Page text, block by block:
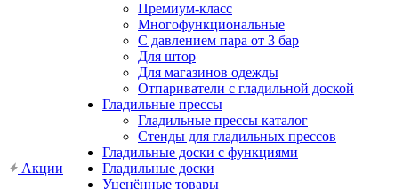
Акции
Премиум-класс
Многофункциональные
С давлением пара от 3 бар
Для штор
Для магазинов одежды
Отпариватели с гладильной доской
Гладильные прессы
Гладильные прессы каталог
Стенды для гладильных прессов
Гладильные доски с функциями
Гладильные доски
Уценённые товары